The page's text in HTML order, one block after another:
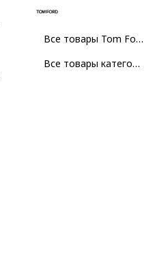
Все товары Tom Ford
Все товары категории